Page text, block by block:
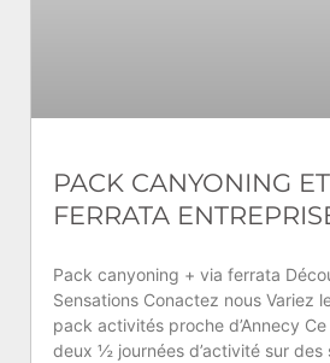
PACK CANYONING
FERRATA
Pack canyoning + via ferrata
Sensations Conactez nous Variez
pack activités proche d’Annecy
deux ½ journées d’activité sur des